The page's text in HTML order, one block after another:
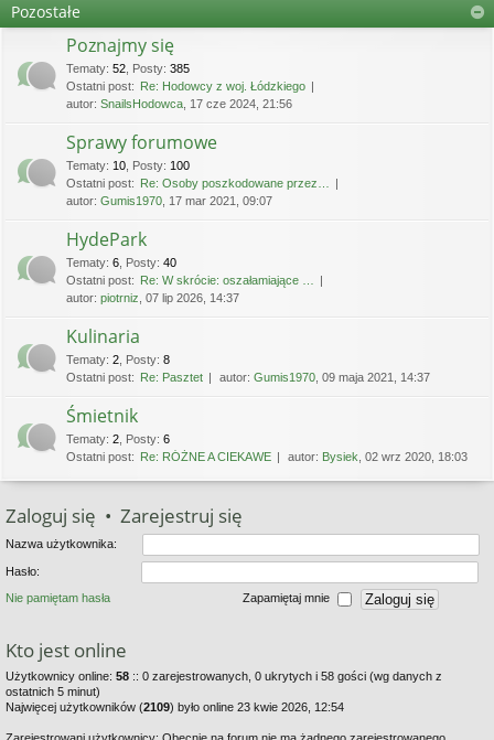
Pozostałe
Poznajmy się
Tematy: 52 Posty: 385
Ostatni post: Re: Hodowcy z woj. Łódzkiego
autor: SnailsHodowca , 17 cze 2024, 21:56
Sprawy forumowe
Tematy: 10 Posty: 100
Ostatni post: Re: Osoby poszkodowane przez…
autor: Gumis1970 , 17 mar 2021, 09:07
HydePark
Tematy: 6 Posty: 40
Ostatni post: Re: W skrócie: oszałamiające …
autor: piotrniz , 07 lip 2026, 14:37
Kulinaria
Tematy: 2 Posty: 8
Ostatni post: Re: Pasztet autor: Gumis1970 , 09 maja 2021, 14:37
Śmietnik
Tematy: 2 Posty: 6
Ostatni post: Re: RÓŻNE A CIEKAWE autor: Bysiek , 02 wrz 2020, 18:03
Zaloguj się • Zarejestruj się
Nazwa użytkownika:
Hasło:
Nie pamiętam hasła Zapamiętaj mnie
Kto jest online
Użytkownicy online: 58 :: 0 zarejestrowanych, 0 ukrytych i 58 gości (wg danych z
ostatnich 5 minut)
Najwięcej użytkowników (2109) było online 23 kwie 2026, 12:54